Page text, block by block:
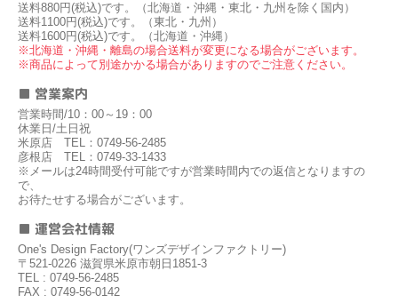
送料880円(税込)です。（北海道・沖縄・東北・九州を除く国内）
送料1100円(税込)です。（東北・九州）
送料1600円(税込)です。（北海道・沖縄）
※北海道・沖縄・離島の場合送料が変更になる場合がございます。
※商品によって別途かかる場合がありますのでご注意ください。
■ 営業案内
営業時間/10：00～19：00
休業日/土日祝
米原店 TEL：0749-56-2485
彦根店 TEL：0749-33-1433
※メールは24時間受付可能ですが営業時間内での返信となりますの
で、
お待たせする場合がございます。
■ 運営会社情報
One's Design Factory(ワンズデザインファクトリー)
〒521-0226 滋賀県米原市朝日1851-3
TEL : 0749-56-2485
FAX : 0749-56-0142